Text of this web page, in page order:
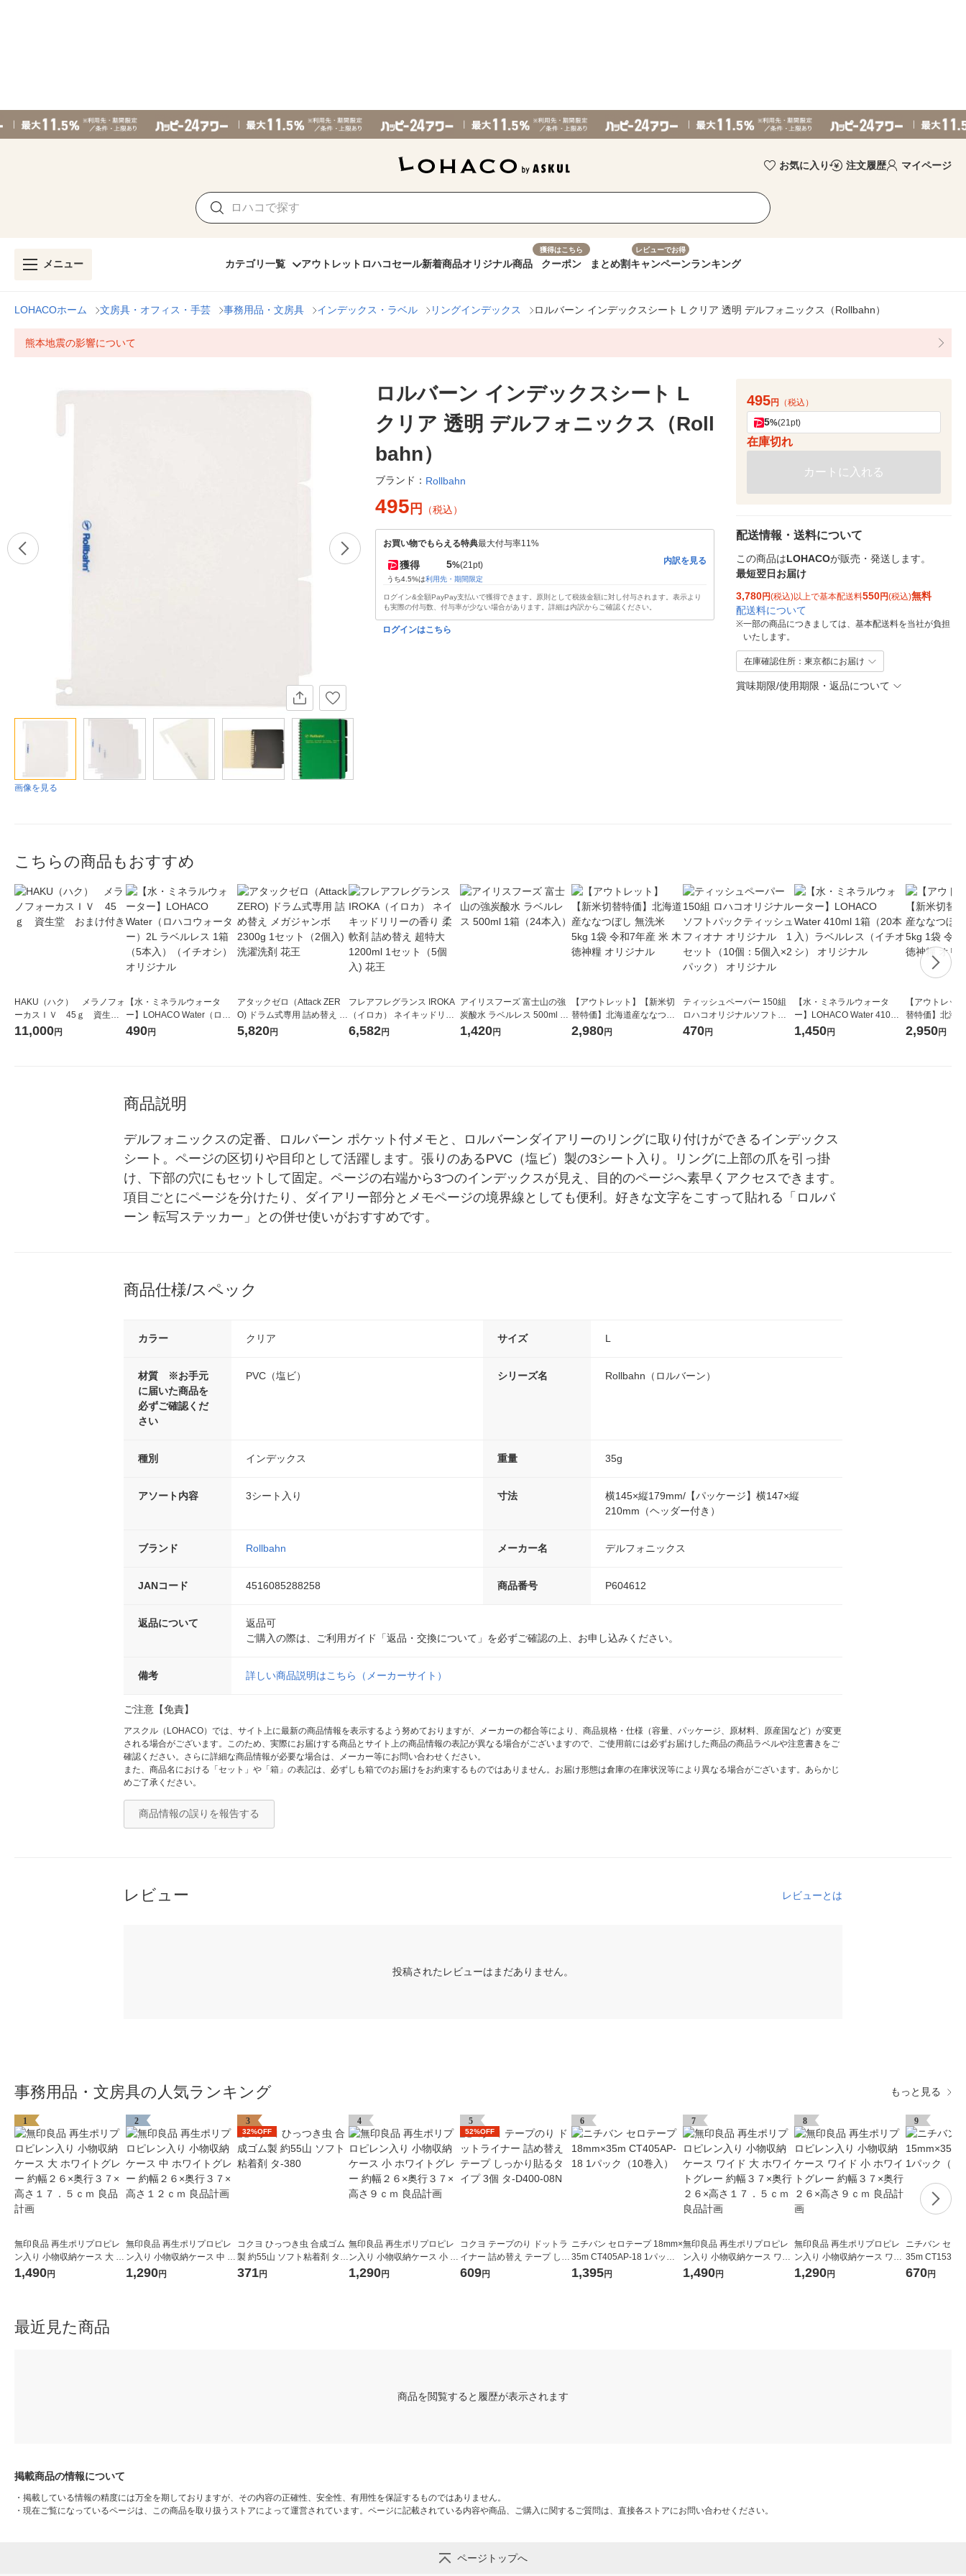
お気に入り 注文履歴 マイページ
メニュー カテゴリ一覧 アウトレット ロハコセール新着商品オリジナル商品
獲得はこちら
クーポン まとめ割
レビューでお得
キャンペーンランキング
LOHACOホーム 文房具・オフィス・手芸 事務用品・文房具 インデックス・ラベル リングインデックス ロルバーン インデックスシート L クリア 透明 デルフォニックス（Rollbahn）
熊本地震の影響について
画像を見る
ロルバーン インデックスシート L
クリア 透明 デルフォニックス（Roll
bahn）
ブランド： Rollbahn
495 円 （税込）
お買い物でもらえる特典最大付与率11%
獲得 5%(21pt)
うち4.5%は利用先・期間限定
内訳を見る
ログイン&全額PayPay支払いで獲得できます。原則として税抜金額に対し付与されます。表示より
も実際の付与数、付与率が少ない場合があります。詳細は内訳からご確認ください。
ログインはこちら
495円 （税込）
5%(21pt)
在庫切れ
カートに入れる
配送情報・送料について
この商品はLOHACOが販売・発送します。
最短翌日お届け
3,780円(税込)以上で基本配送料550円(税込)無料
配送料について
※一部の商品につきましては、基本配送料を当社が負担
いたします。
在庫確認住所：東京都にお届け
賞味期限/使用期限・返品について
こちらの商品もおすすめ
HAKU（ハク） メラノフォ
ーカスＩＶ 45ｇ 資生
堂 おまけ付き
11,000円
【水・ミネラルウォータ
ー】LOHACO Water（ロハ
コウォーター）2L ラベルレ
490円
アタックゼロ（Attack ZER
O) ドラム式専用 詰め替え メ
ガジャンボ 2300g 1セット
5,820円
フレアフレグランス IROKA
（イロカ） ネイキッドリリ
ーの香り 柔軟剤 詰め替え 超
6,582円
アイリスフーズ 富士山の強
炭酸水 ラベルレス 500ml 1
箱（24本入）
1,420円
【アウトレット】【新米切
替特価】北海道産ななつぼ
し 無洗米 5kg 1袋 令和7年産
2,980円
ティッシュペーパー 150組
ロハコオリジナルソフトパ
ックティッシュ フィオナ オ
470円
【水・ミネラルウォータ
ー】LOHACO Water 410ml
1箱（20本入）ラベルレス
1,450円
【アウトレッ
替特価】北海
し 精白米 5kg
2,950円
商品説明
デルフォニックスの定番、ロルバーン ポケット付メモと、ロルバーンダイアリーのリングに取り付けができるインデックス
シート。ページの区切りや目印として活躍します。張りのあるPVC（塩ビ）製の3シート入り。リングに上部の爪を引っ掛
け、下部の穴にもセットして固定。ページの右端から3つのインデックスが見え、目的のページへ素早くアクセスできます。
項目ごとにページを分けたり、ダイアリー部分とメモページの境界線としても便利。好きな文字をこすって貼れる「ロルバ
ーン 転写ステッカー」との併せ使いがおすすめです。
商品仕様/スペック
カラー クリア サイズ L
材質 ※お手元
に届いた商品を
必ずご確認くだ
さい
PVC（塩ビ） シリーズ名 Rollbahn（ロルバーン）
種別 インデックス 重量 35g
アソート内容 3シート入り 寸法
横145×縦179mm/【パッケージ】横147×縦
210mm（ヘッダー付き）
ブランド Rollbahn メーカー名 デルフォニックス
JANコード 4516085288258 商品番号 P604612
返品について
返品可
ご購入の際は、ご利用ガイド「返品・交換について」を必ずご確認の上、お申し込みください。
備考 詳しい商品説明はこちら（メーカーサイト）
ご注意【免責】
アスクル（LOHACO）では、サイト上に最新の商品情報を表示するよう努めておりますが、メーカーの都合等により、商品規格・仕様（容量、パッケージ、原材料、原産国など）が変更
される場合がございます。このため、実際にお届けする商品とサイト上の商品情報の表記が異なる場合がございますので、ご使用前には必ずお届けした商品の商品ラベルや注意書きをご
確認ください。さらに詳細な商品情報が必要な場合は、メーカー等にお問い合わせください。
また、商品名における「セット」や「箱」の表記は、必ずしも箱でのお届けをお約束するものではありません。お届け形態は倉庫の在庫状況等により異なる場合がございます。あらかじ
めご了承ください。
商品情報の誤りを報告する
レビュー レビューとは
投稿されたレビューはまだありません。
事務用品・文房具の人気ランキング もっと見る
1
無印良品 再生ポリプロピレ
ン入り 小物収納ケース 大 ホ
ワイトグレー 約幅２６×奥行
1,490円
2
無印良品 再生ポリプロピレ
ン入り 小物収納ケース 中 ホ
ワイトグレー 約幅２６×奥行
1,290円
3
32%OFF
コクヨ ひっつき虫 合成ゴム
製 約55山 ソフト粘着剤 タ-3
80
371円
4
無印良品 再生ポリプロピレ
ン入り 小物収納ケース 小 ホ
ワイトグレー 約幅２６×奥行
1,290円
5
52%OFF
コクヨ テープのり ドットラ
イナー 詰め替え テープ しっ
かり貼るタイプ 3個 タ-D400
609円
6
ニチバン セロテープ 18mm×
35m CT405AP-18 1パック
（10巻入）
1,395円
7
無印良品 再生ポリプロピレ
ン入り 小物収納ケース ワイ
ド 大 ホワイトグレー 約幅３
1,490円
8
無印良品 再生ポリプロピレ
ン入り 小物収納ケース ワイ
ド 小 ホワイトグレー 約幅３
1,290円
9
ニチバン セロ
35m CT1535-
巻入）
670円
最近見た商品
商品を閲覧すると履歴が表示されます
掲載商品の情報について
・ 掲載している情報の精度には万全を期しておりますが、その内容の正確性、安全性、有用性を保証するものではありません。
・ 現在ご覧になっているページは、この商品を取り扱うストアによって運営されています。ページに記載されている内容や商品、ご購入に関するご質問は、直接各ストアにお問い合わせください。
ページトップへ